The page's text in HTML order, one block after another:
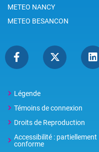
METEO NANCY
METEO BESANCON
Légende
Témoins de connexion
Droits de Reproduction
Accessibilité : partiellement
conforme